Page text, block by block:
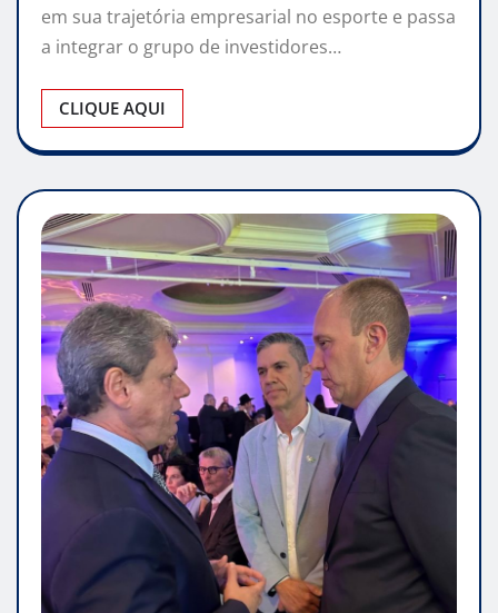
em sua trajetória empresarial no esporte e passa
a integrar o grupo de investidores…
CLIQUE AQUI